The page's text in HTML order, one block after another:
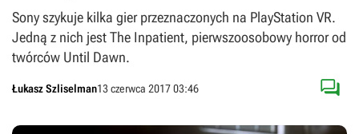
Sony szykuje kilka gier przeznaczonych na PlayStation VR.
Jedną z nich jest The Inpatient, pierwszoosobowy horror od
twórców Until Dawn.
Łukasz Szliselman13 czerwca 2017 03:46 